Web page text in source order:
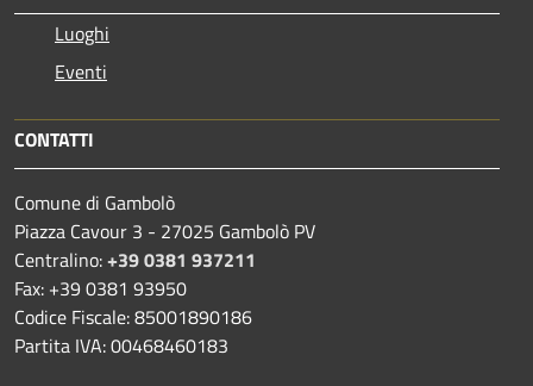
Luoghi
Eventi
CONTATTI
Comune di Gambolò
Piazza Cavour 3 - 27025 Gambolò PV
Centralino:+39 0381 937211
Fax: +39 0381 93950
Codice Fiscale: 85001890186
Partita IVA: 00468460183